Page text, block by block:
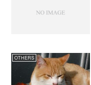
OTHERS